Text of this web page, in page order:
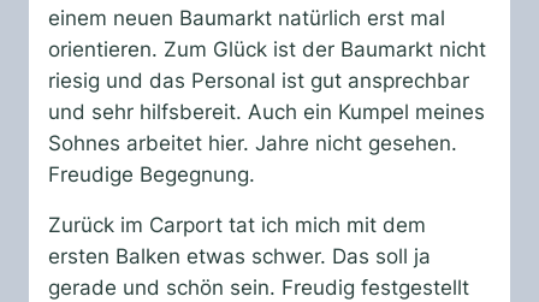
einem neuen Baumarkt natürlich erst mal
orientieren. Zum Glück ist der Baumarkt nicht
riesig und das Personal ist gut ansprechbar
und sehr hilfsbereit. Auch ein Kumpel meines
Sohnes arbeitet hier. Jahre nicht gesehen.
Freudige Begegnung.
Zurück im Carport tat ich mich mit dem
ersten Balken etwas schwer. Das soll ja
gerade und schön sein. Freudig festgestellt